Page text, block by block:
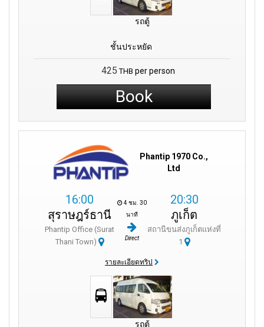
รถตู้
ชั้นประหยัด
425 THB per person
Book
Phantip 1970 Co.,
Ltd
16:00
สุราษฎร์ธานี
Phantip Office (Surat
Thani Town)
4 ชม. 30
นาที
Direct
20:30
ภูเก็ต
สถานีขนส่งภูเก็ตแห่งที่
1
รายละเอียดทริป
รถตู้